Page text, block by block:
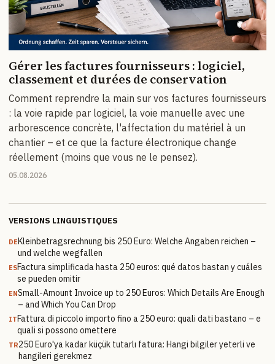
Gérer les factures fournisseurs : logiciel,
classement et durées de conservation
Comment reprendre la main sur vos factures fournisseurs
: la voie rapide par logiciel, la voie manuelle avec une
arborescence concrète, l'affectation du matériel à un
chantier – et ce que la facture électronique change
réellement (moins que vous ne le pensez).
05.08.2026
VERSIONS LINGUISTIQUES
DEKleinbetragsrechnung bis 250 Euro: Welche Angaben reichen –
und welche wegfallen
ESFactura simplificada hasta 250 euros: qué datos bastan y cuáles
se pueden omitir
ENSmall-Amount Invoice up to 250 Euros: Which Details Are Enough
– and Which You Can Drop
ITFattura di piccolo importo fino a 250 euro: quali dati bastano – e
quali si possono omettere
TR250 Euro'ya kadar küçük tutarlı fatura: Hangi bilgiler yeterli ve
hangileri gerekmez